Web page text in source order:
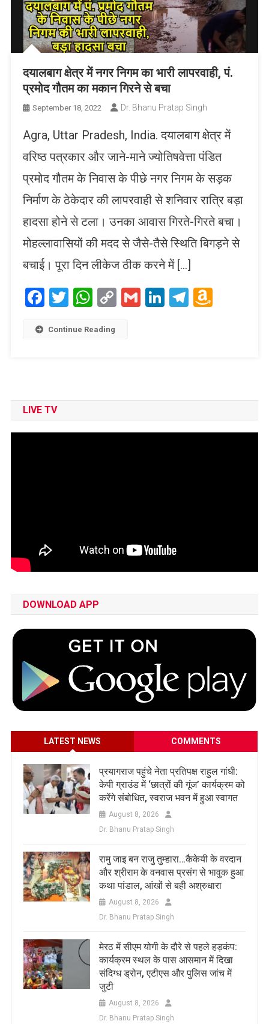
दयालबाग क्षेत्र में नगर निगम का भारी लापरवाही, पं.
प्रमोद गौतम का मकान गिरने से बचा
September 18, 2022 Dr. Bhanu Pratap Singh
Agra, Uttar Pradesh, India. दयालबाग क्षेत्र में
वरिष्ठ पत्रकार और जाने-माने ज्योतिषवेत्ता पंडित
प्रमोद गौतम के निवास के पीछे नगर निगम के सड़क
निर्माण के ठेकेदार की लापरवाही से शनिवार रात्रि बड़ा
हादसा होने से टला। उनका आवास गिरते-गिरते बचा।
मोहल्लावासियों की मदद से जैसे-तैसे स्थिति बिगड़ने से
बचाई। पूरा दिन लीकेज ठीक करने में […]
Facebook
Twitter
WhatsApp
CopyGmailLinkedIn
Telegram
Continue Reading
LIVE TV
DOWNLOAD APP
LATEST NEWS COMMENTS
प्रयागराज पहुंचे नेता प्रतिपक्ष राहुल गांधी:
केपी ग्राउंड में ‘छात्रों की गूंज’ कार्यक्रम को
करेंगे संबोधित, स्वराज भवन में हुआ स्वागत
August 8, 2026
Dr. Bhanu Pratap Singh
रामु जाइ बन राजु तुम्हारा…कैकेयी के वरदान
और श्रीराम के वनवास प्रसंग से भावुक हुआ
कथा पांडाल, आंखों से बही अश्रुधारा
August 8, 2026
Dr. Bhanu Pratap Singh
मेरठ में सीएम योगी के दौरे से पहले हड़कंप:
कार्यक्रम स्थल के पास आसमान में दिखा
संदिग्ध ड्रोन, एटीएस और पुलिस जांच में
जुटी
August 8, 2026
Dr. Bhanu Pratap Singh